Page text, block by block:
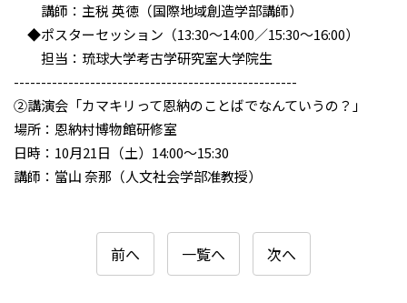
講師：主税 英徳（国際地域創造学部講師）
◆ポスターセッション（13:30～14:00／15:30～16:00）
担当：琉球大学考古学研究室大学院生
----------------------------------------------------
②講演会「カマキリって恩納のことばでなんていうの？」
場所：恩納村博物館研修室
日時：10月21日（土）14:00～15:30
講師：當山 奈那（人文社会学部准教授）
前へ 一覧へ 次へ